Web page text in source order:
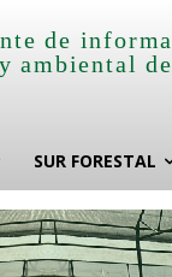
de
y ambiental
SUR FORESTAL